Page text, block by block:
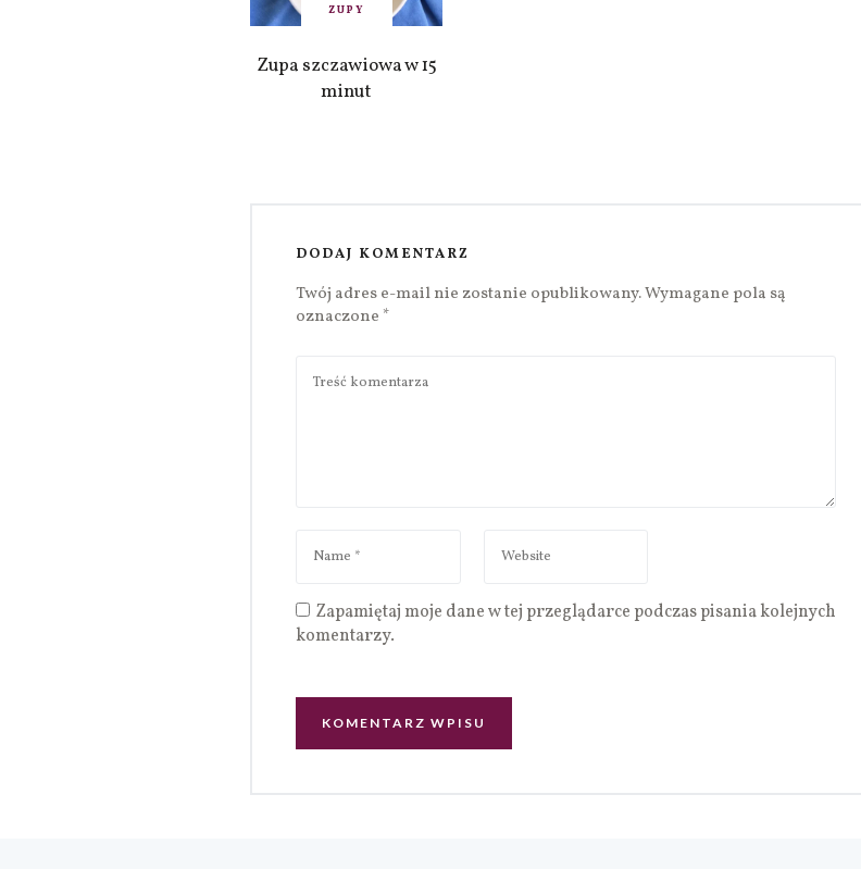
ZUPY
Zupa szczawiowa w 15
minut
DODAJ KOMENTARZ
Twój adres e-mail nie zostanie opublikowany.Wymagane pola są
oznaczone *
Zapamiętaj moje dane w tej przeglądarce podczas pisania kolejnych
komentarzy.